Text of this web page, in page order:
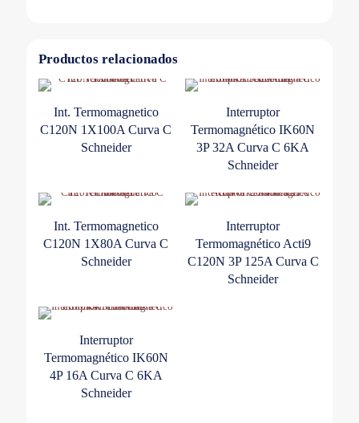
Productos relacionados
Int. Termomagnetico
C120N 1X100A Curva C
Schneider
Interruptor
Termomagnético IK60N
3P 32A Curva C 6KA
Schneider
Int. Termomagnetico
C120N 1X80A Curva C
Schneider
Interruptor
Termomagnético Acti9
C120N 3P 125A Curva C
Schneider
Interruptor
Termomagnético IK60N
4P 16A Curva C 6KA
Schneider